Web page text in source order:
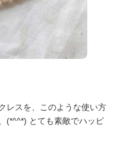
レスを、このような使い方
(*^^*) とても素敵でハッピ